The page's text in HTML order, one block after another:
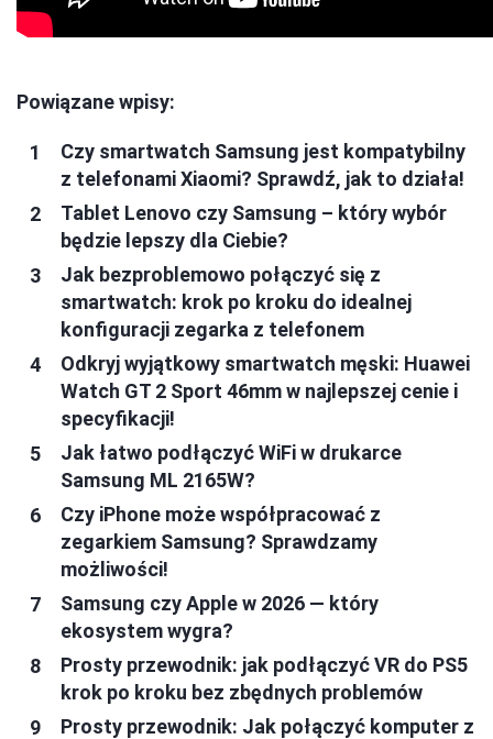
Powiązane wpisy:
Czy smartwatch Samsung jest kompatybilny
z telefonami Xiaomi? Sprawdź, jak to działa!
Tablet Lenovo czy Samsung – który wybór
będzie lepszy dla Ciebie?
Jak bezproblemowo połączyć się z
smartwatch: krok po kroku do idealnej
konfiguracji zegarka z telefonem
Odkryj wyjątkowy smartwatch męski: Huawei
Watch GT 2 Sport 46mm w najlepszej cenie i
specyfikacji!
Jak łatwo podłączyć WiFi w drukarce
Samsung ML 2165W?
Czy iPhone może współpracować z
zegarkiem Samsung? Sprawdzamy
możliwości!
Samsung czy Apple w 2026 — który
ekosystem wygra?
Prosty przewodnik: jak podłączyć VR do PS5
krok po kroku bez zbędnych problemów
Prosty przewodnik: Jak połączyć komputer z